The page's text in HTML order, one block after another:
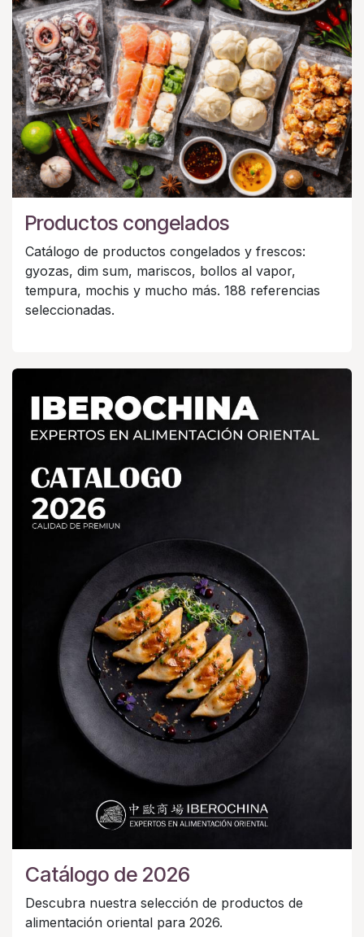
Productos congelados
Catálogo de productos congelados y frescos:
gyozas, dim sum, mariscos, bollos al vapor,
tempura, mochis y mucho más. 188 referencias
seleccionadas.
Catálogo de 2026
Descubra nuestra selección de productos de
alimentación oriental para 2026.